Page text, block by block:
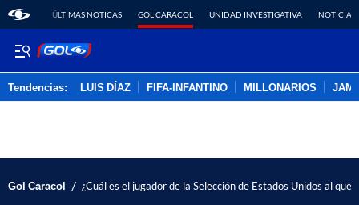
ÚLTIMAS NOTICAS GOL CARACOL UNIDAD INVESTIGATIVA NOTICIAS
Tendencias: LUIS DÍAZ FIFA-INFANTINO MILLONARIOS
Gol Caracol / ¿Cuál es el jugador de la Selección de Estados Unidos al que